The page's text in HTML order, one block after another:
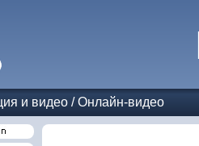
и видео /Онлайн-видео